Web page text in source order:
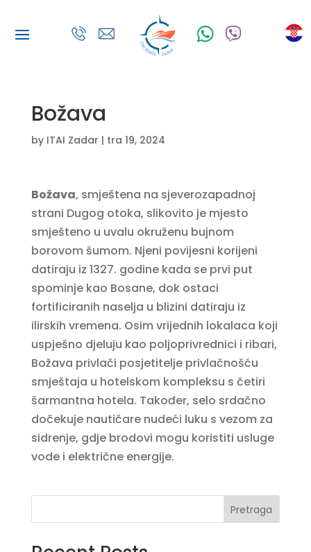
Božava
by ITAI Zadar | tra 19, 2024
Božava, smještena na sjeverozapadnoj
strani Dugog otoka, slikovito je mjesto
smješteno u uvalu okruženu bujnom
borovom šumom. Njeni povijesni korijeni
datiraju iz 1327. godine kada se prvi put
spominje kao Bosane, dok ostaci
fortificiranih naselja u blizini datiraju iz
ilirskih vremena. Osim vrijednih lokalaca koji
uspješno djeluju kao poljoprivrednici i ribari,
Božava privlači posjetitelje privlačnošću
smještaja u hotelskom kompleksu s četiri
šarmantna hotela. Također, selo srdačno
dočekuje nautičare nudeći luku s vezom za
sidrenje, gdje brodovi mogu koristiti usluge
vode i električne energije.
Pretraga